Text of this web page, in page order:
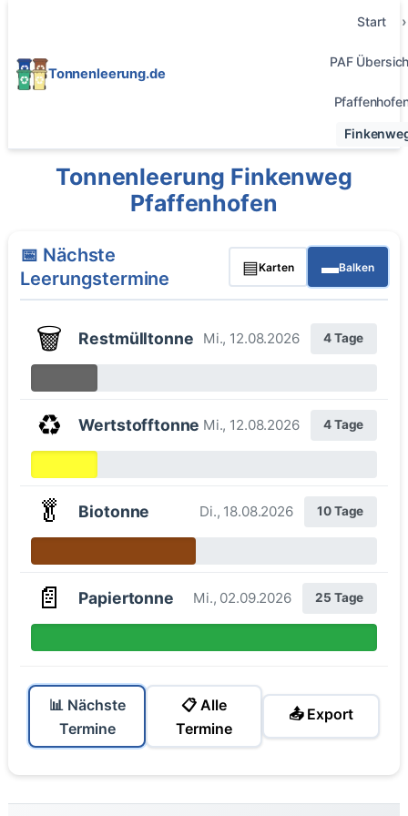
Tonnenleerung.de
Start
PAF
Tonnenleerung Finkenweg
Pfaffenhofen
📅 Nächste
Leerungstermine
▤Karten ▬Balken
🗑️ Restmülltonne Mi., 12.08.2026 4 Tage
♻️ Wertstofftonne Mi., 12.08.2026 4 Tage
🥬 Biotonne Di., 18.08.2026 10 Tage
📄 Papiertonne Mi., 02.09.2026 25 Tage
📊 Nächste
Termine
📋 Alle
Termine
📤 Export